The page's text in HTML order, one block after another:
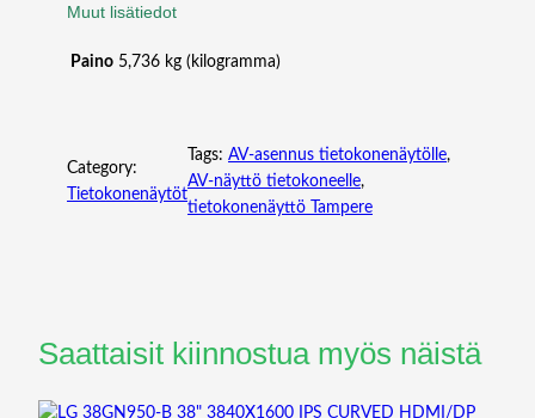
Muut lisätiedot
Paino 5,736 kg (kilogramma)
Category:
Tietokonenäytöt
Tags: AV-asennus tietokonenäytölle
AV-näyttö tietokoneelle
tietokonenäyttö Tampere
Saattaisit kiinnostua myös näistä